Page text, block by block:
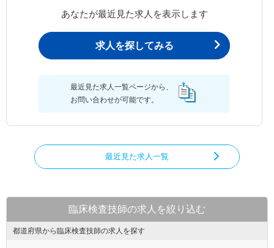
あなたが最近見た求人を表示します
求人を探してみる
最近見た求人一覧ページから、
お問い合わせが可能です。
最近見た求人一覧
臨床検査技師の求人を絞り込む
都道府県から臨床検査技師の求人を探す